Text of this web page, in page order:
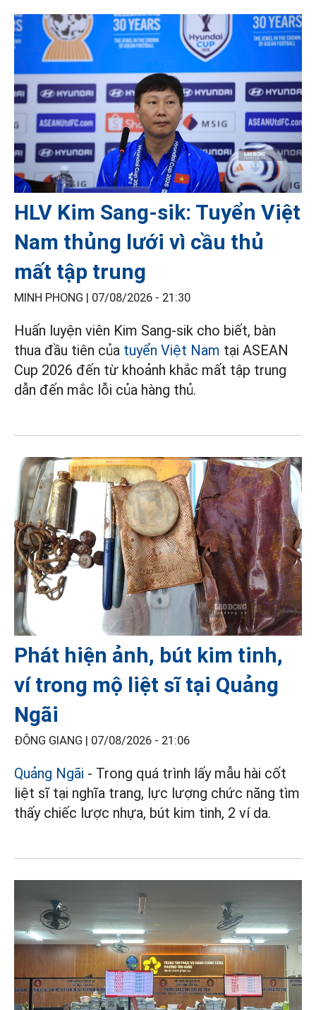
HLV Kim Sang-sik: Tuyển Việt
Nam thủng lưới vì cầu thủ
mất tập trung
MINH PHONG | 07/08/2026 - 21:30
Huấn luyện viên Kim Sang-sik cho biết, bàn
thua đầu tiên của tuyển Việt Nam tại ASEAN
Cup 2026 đến từ khoảnh khắc mất tập trung
dẫn đến mắc lỗi của hàng thủ.
Phát hiện ảnh, bút kim tinh,
ví trong mộ liệt sĩ tại Quảng
Ngãi
ĐÔNG GIANG | 07/08/2026 - 21:06
Quảng Ngãi - Trong quá trình lấy mẫu hài cốt
liệt sĩ tại nghĩa trang, lực lượng chức năng tìm
thấy chiếc lược nhựa, bút kim tinh, 2 ví da.